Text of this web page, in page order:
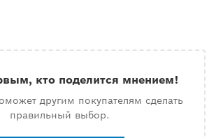
кто поделится мнением!
другим покупателям сделать
правильный выбор.